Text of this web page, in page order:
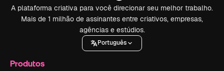
A plataforma criativa para você direcionar seu melhor trabalho.
Mais de 1 milhão de assinantes entre criativos, empresas,
agências e estúdios.
Português
Produtos